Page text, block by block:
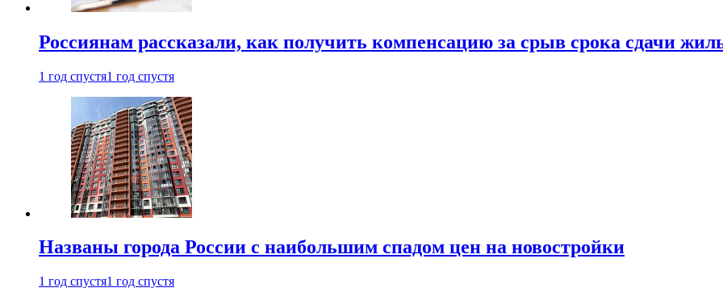
Россиянам рассказали, как получить компенсацию за срыв срока сдачи
1 год спустя1 год спустя
Названы города России с наибольшим спадом цен на новостройки
1 год спустя1 год спустя